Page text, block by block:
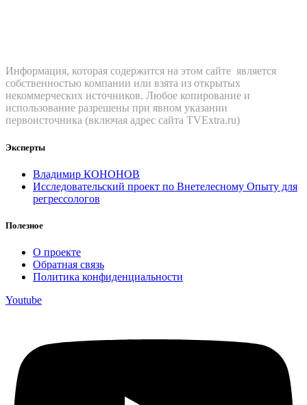
Информация, которая содержится на этом сайте является
собственностью компании или взята из открытых
некоммерческих источников. Любое копирование и
использование разрешены при явном указании
первоисточника (включая адрес сайта TVExtra.ru)
Эксперты
Владимир КОНОНОВ
Исследовательский проект по Внетелесному Опыту для
регрессологов
Полезное
О проекте
Обратная связь
Политика конфиденциальности
Youtube